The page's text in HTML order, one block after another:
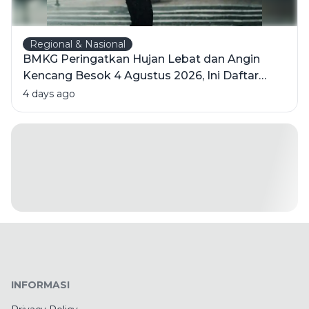
Regional & Nasional
BMKG Peringatkan Hujan Lebat dan Angin
Kencang Besok 4 Agustus 2026, Ini Daftar
Wilayahnya
4 days ago
INFORMASI